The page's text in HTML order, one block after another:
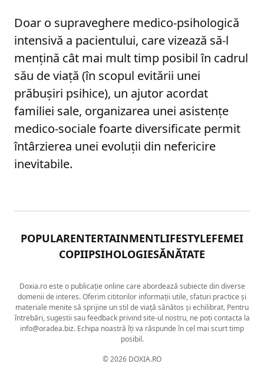
Doar o supraveghere medico-psihologică
intensivă a pacientului, care vizează să-l
menţină cât mai mult timp posibil în cadrul
său de viaţă (în scopul evitării unei
prăbuşiri psihice), un ajutor acordat
familiei sale, organizarea unei asistenţe
medico-sociale foarte diversificate permit
întârzierea unei evoluţii din nefericire
inevitabile.
POPULARENTERTAINMENTLIFESTYLEFEMEI
COPIIPSIHOLOGIESĂNĂTATE
Doxia.ro este o publicație online care abordează subiecte din diverse
domenii de interes. Oferim cititorilor informații utile, sfaturi practice și
materiale menite să sprijine un stil de viață sănătos și echilibrat. Pentru
întrebări, sugestii sau feedback privind site-ul nostru, ne poți contacta la
info@oradea.biz. Echipa noastră îți va răspunde în cel mai scurt timp
posibil.
© 2026 DOXIA.RO